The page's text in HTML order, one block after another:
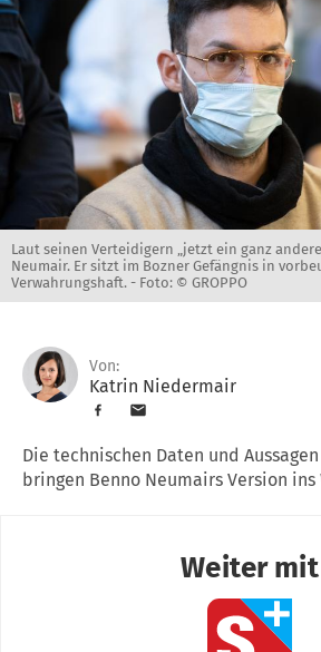
Laut seinen Verteidigern „jetzt ein ganz
Neumair. Er sitzt im Bozner Gefängnis in
Verwahrungshaft. - Foto: © GROPPO
Von:
Katrin Niedermair
Die technischen Daten und
bringen Benno Neumairs Version ins